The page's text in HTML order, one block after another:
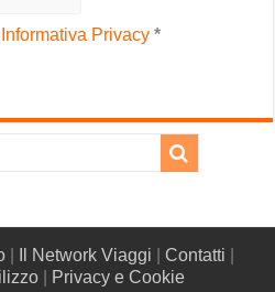
Informativa Privacy*
Il Network Viaggi Contatti
Privacy e Cookie